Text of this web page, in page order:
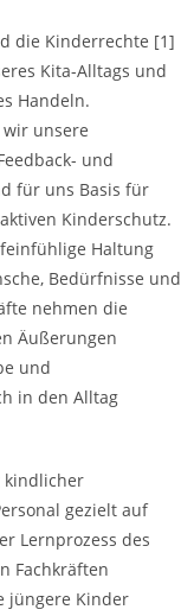
die Kinderrechte [1]
Kita-Alltags und
Handeln.
unsere
und
für uns Basis für
Kinderschutz.
Haltung
Bedürfnisse und
nehmen die
Äußerungen
und
in den Alltag
kindlicher
gezielt auf
Lernprozess des
Fachkräften
jüngere Kinder